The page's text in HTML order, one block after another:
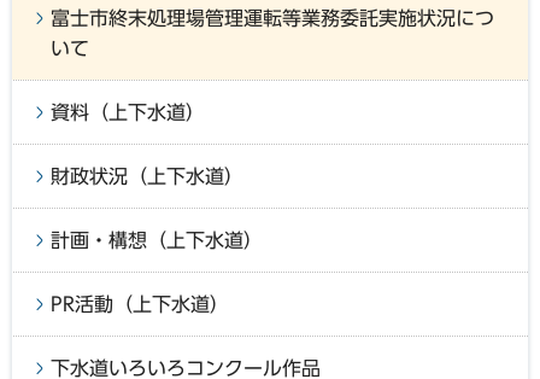
富士市終末処理場管理運転等業務委託実施状況につ
いて
資料（上下水道）
財政状況（上下水道）
計画・構想（上下水道）
PR活動（上下水道）
下水道いろいろコンクール作品